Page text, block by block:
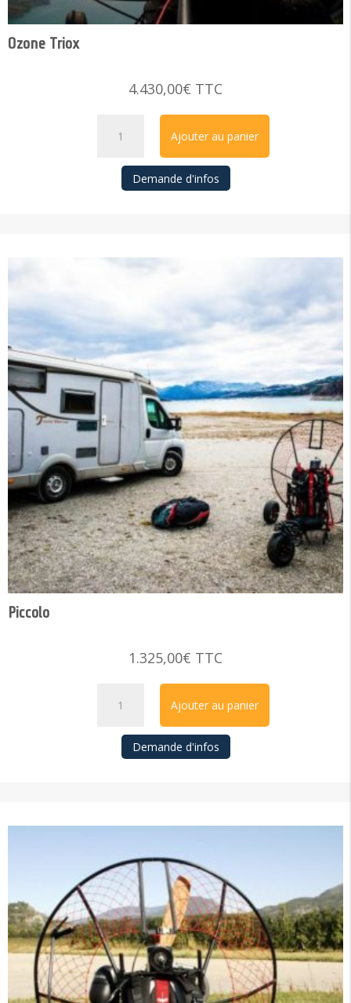
Ozone Triox
4.430,00€ TTC
Triox
quantity
Ajouter au panier
Demande d'infos
Piccolo
1.325,00€ TTC
quantity
Ajouter au panier
Demande d'infos